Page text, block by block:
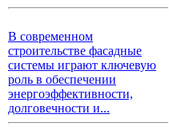
В современном
строительстве фасадные
системы играют ключевую
роль в обеспечении
энергоэффективности,
долговечности и...